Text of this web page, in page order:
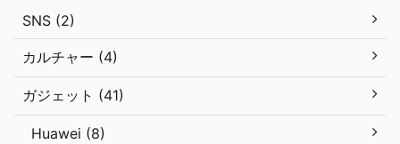
SNS (2)
カルチャー (4)
ガジェット (41)
Huawei (8)